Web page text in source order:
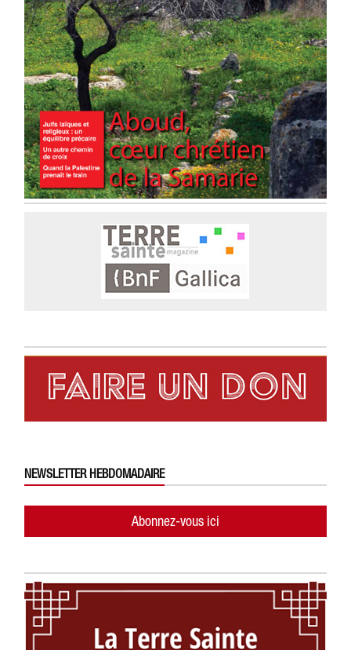
NEWSLETTER HEBDOMADAIRE
Abonnez-vous ici